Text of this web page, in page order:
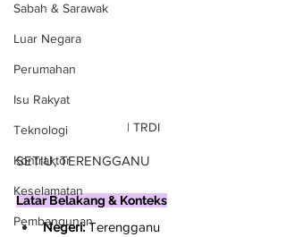
Sabah & Sarawak
Luar Negara
Perumahan
Isu Rakyat
Teknologi
Kontraktor
Keselamatan
Pembangunan
| TRDI
SETIU, TERENGGANU
Latar Belakang & Konteks
Negeri: Terengganu